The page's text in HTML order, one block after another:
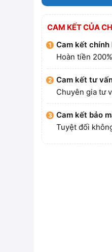
CAM KẾT CỦA
Cam kết chính
Hoàn tiền
Cam kết tư
Chuyên gia tư
Cam kết bảo
Tuyệt đối